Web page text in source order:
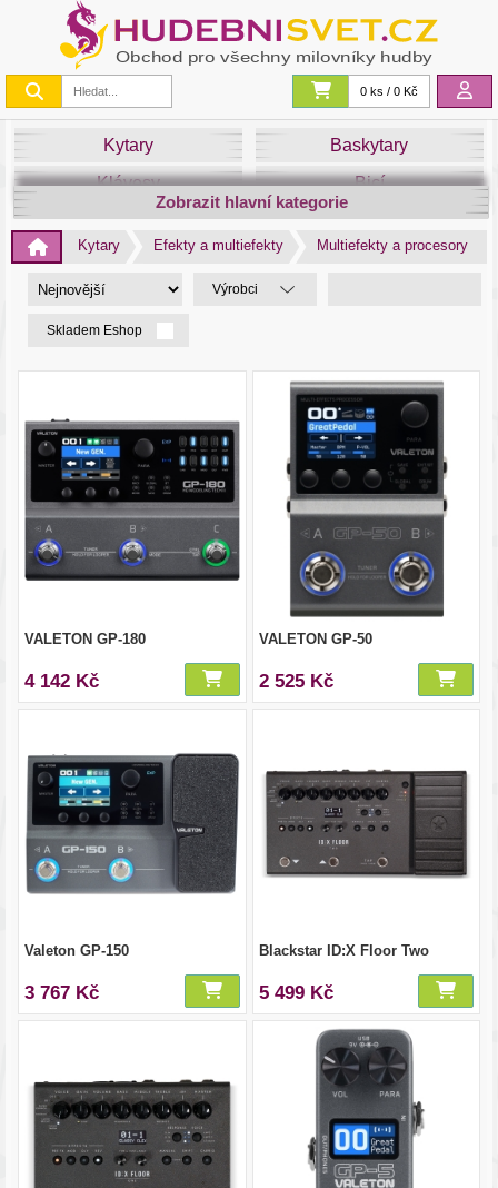
0 ks / 0 Kč
Kytary
Baskytary
Klávesy
Bicí
Smyčce
Dechy
Světla
Zvuk&Studio
Zobrazit hlavní kategorie
Kytary Efekty a multiefekty Multiefekty a procesory
Výrobci
Skladem Eshop
VALETON GP-180
4 142 Kč
VALETON GP-50
2 525 Kč
Valeton GP-150
3 767 Kč
Blackstar ID:X Floor Two
5 499 Kč